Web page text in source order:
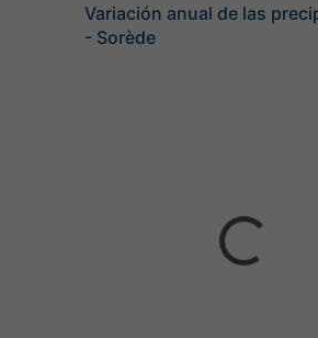
Variación anual de las
- Sorède